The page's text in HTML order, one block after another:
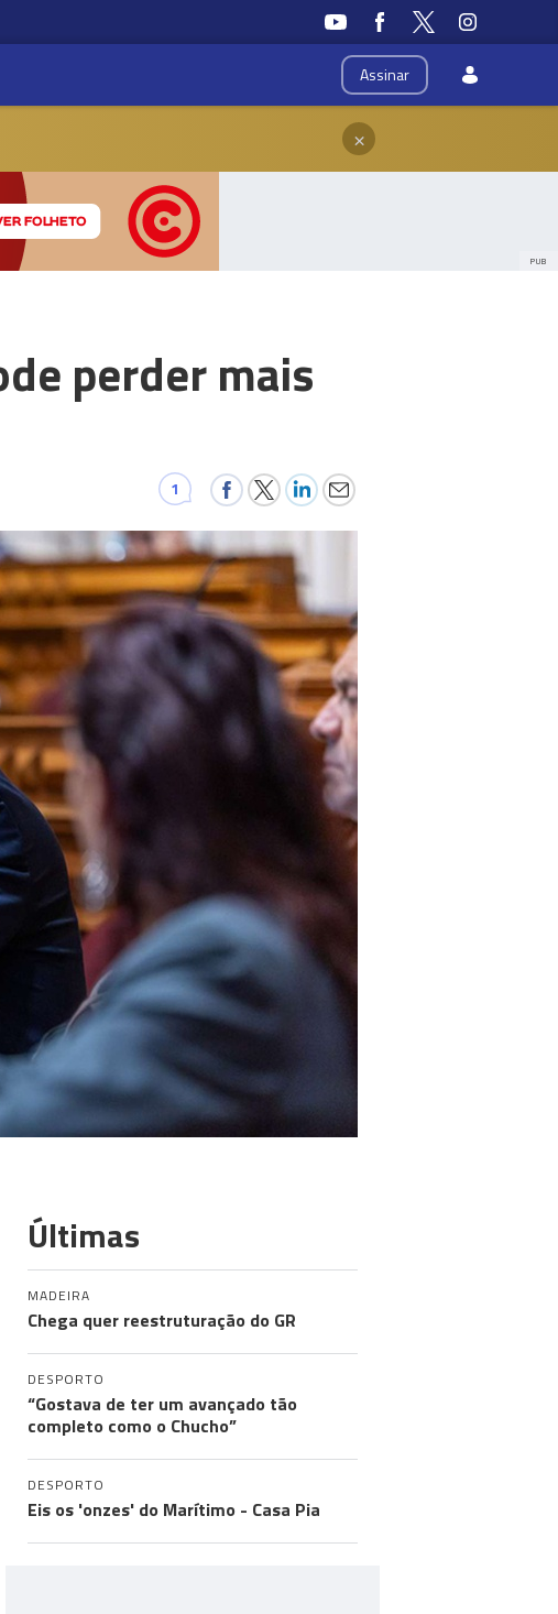
Assinar
×
PUB
perder mais
1
Últimas
MADEIRA
Chega quer reestruturação do GR
DESPORTO
“Gostava de ter um avançado tão
completo como o Chucho”
DESPORTO
Eis os 'onzes' do Marítimo - Casa Pia